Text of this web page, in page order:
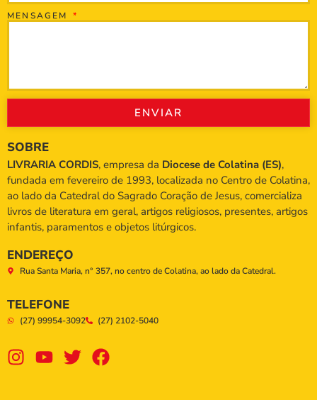
MENSAGEM
ENVIAR
SOBRE
LIVRARIA CORDIS, empresa da Diocese de Colatina (ES),
fundada em fevereiro de 1993, localizada no Centro de Colatina,
ao lado da Catedral do Sagrado Coração de Jesus, comercializa
livros de literatura em geral, artigos religiosos, presentes, artigos
infantis, paramentos e objetos litúrgicos.
ENDEREÇO
Rua Santa Maria, n° 357, no centro de Colatina, ao lado da Catedral.
TELEFONE
(27) 99954-3092 (27) 2102-5040